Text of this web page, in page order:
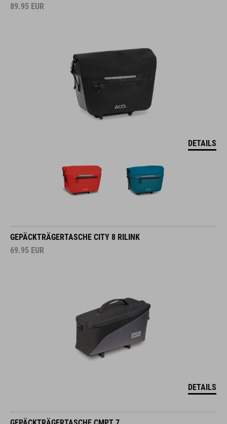
89.95 EUR
DETAILS
GEPÄCKTRÄGERTASCHE CITY 8 RILINK
69.95 EUR
DETAILS